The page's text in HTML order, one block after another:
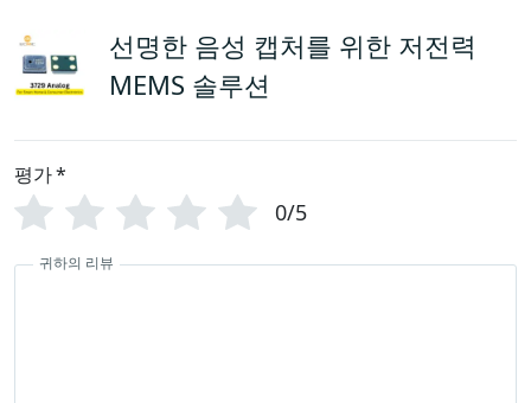
선명한 음성 캡처를 위한 저전력
MEMS 솔루션
평가*
0/5
귀하의 리뷰